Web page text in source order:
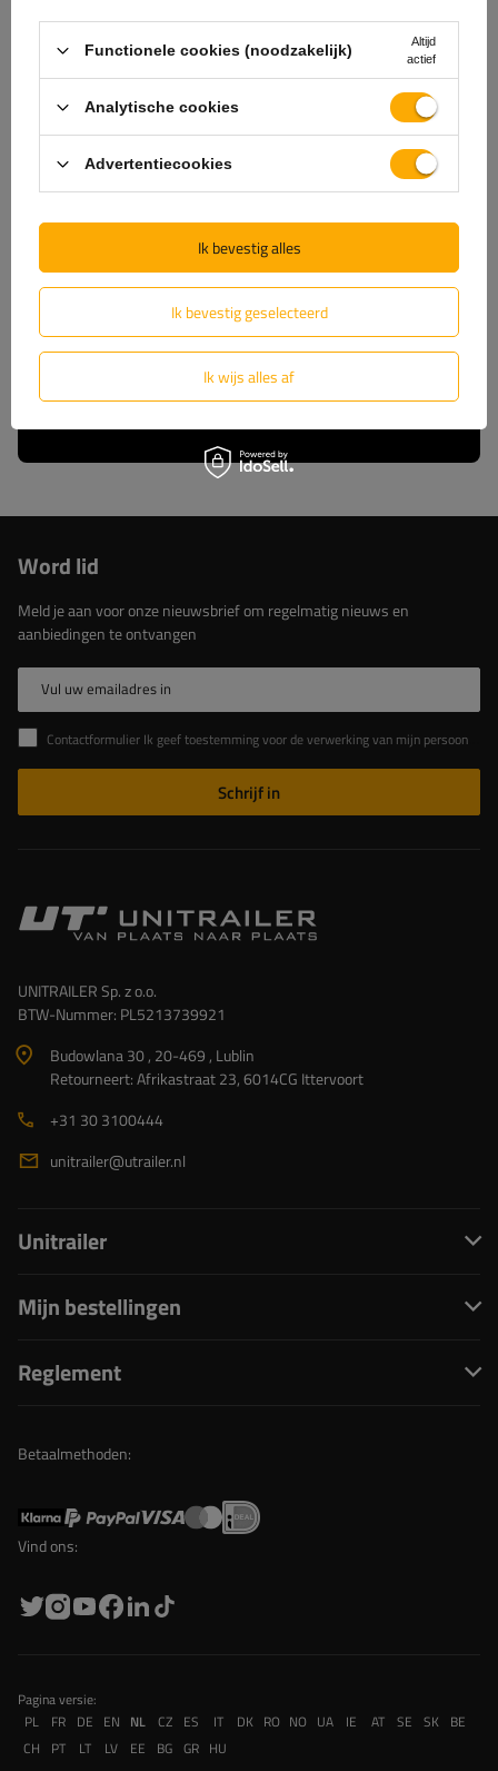
De officiële webshop van
de fabrikant
GARANTIE OP KWALITEIT EN AUTHENTICITEIT
koopt, kiest u ervoor om
rechtstreeks bij de fabrikant te kopen. U bent er
100% zeker van dat het product origineel is en dat
de transactie volledig veilig is. Wij ontwerpen en
bouwen onze aanhangwagens zelf, daarom bieden
wij u volledige technische ondersteuning en
constante toegang tot originele reserveonderdelen.
Kies voor beproefde oplossingen van de marktleider.
Lees meer over ons
Word lid
Meld je aan voor onze nieuwsbrief om regelmatig nieuws en
aanbiedingen te ontvangen
Vul uw emailadres in
Contactformulier Ik geef toestemming voor de verwerking van mijn persoonlijke gegevens in het contactformulier in overeenstemming met de Verordening van het Europees Parlement en de Raad (EU)
Schrijf in
UNITRAILER Sp. z o.o.
BTW-Nummer: PL5213739921
Budowlana 30 , 20-469 , Lublin
Retourneert: Afrikastraat 23, 6014CG Ittervoort
+31 30 3100444
unitrailer@utrailer.nl
Unitrailer
Mijn bestellingen
Reglement
Betaalmethoden:
Vind ons:
Pagina versie:
PL
FR DE EN NL CZ ES IT DK RO NO UA IE AT SE SK BE
CH
PT LT LV EE BG GR HU
Functionele cookies (noodzakelijk)
Altijd
actief
Analytische cookies
Advertentiecookies
Ik bevestig geselecteerd
Ik wijs alles af
Ik bevestig alles